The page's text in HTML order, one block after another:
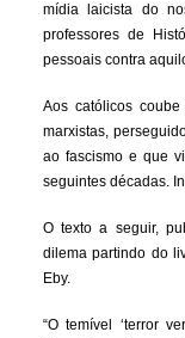
mídia laicista do
professores de
pessoais contra
Aos católicos
marxistas,
ao fascismo e que
seguintes décadas.
O texto a seguir,
dilema partindo do
Eby.
“O temível ‘terror